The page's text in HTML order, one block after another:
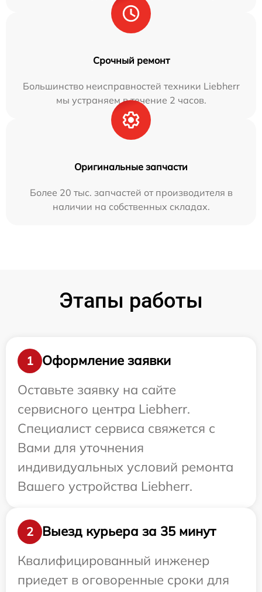
Срочный ремонт
Большинство неисправностей техники Liebherr
мы устраняем в течение 2 часов.
Оригинальные запчасти
Более 20 тыс. запчастей от производителя в
наличии на собственных складах.
Этапы работы
1
Оформление заявки
Оставьте заявку на сайте
сервисного центра Liebherr.
Специалист сервиса свяжется с
Вами для уточнения
индивидуальных условий ремонта
Вашего устройства Liebherr.
2
Выезд курьера за 35 минут
Квалифицированный инженер
приедет в оговоренные сроки для